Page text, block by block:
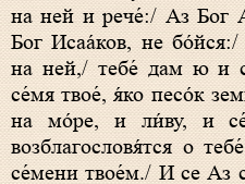
на ней и рече́:/ Аз Бог
Бог Исаа́ков, не
на ней,/ тебе́ дам ю и
се́мя твое́, я́ко песо́к
на мо́ре, и ли́ву, и
возблагословя́тся о
се́мени твое́м./ И се Аз